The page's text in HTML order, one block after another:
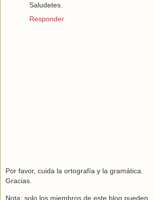
Saludetes.
Responder
Por favor, cuida la ortografía y la gramática.
Gracias.
Nota: solo los miembros de este blog pueden